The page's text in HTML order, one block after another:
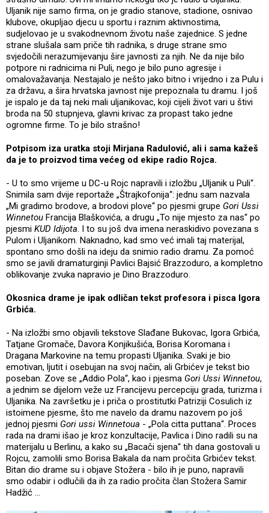
Uljanik nije samo firma, on je gradio stanove, stadione, osnivao
klubove, okupljao djecu u sportu i raznim aktivnostima,
sudjelovao je u svakodnevnom životu naše zajednice. S jedne
strane slušala sam priče tih radnika, s druge strane smo
svjedočili nerazumijevanju šire javnosti za njih. Ne da nije bilo
potpore ni radnicima ni Puli, nego je bilo puno agresije i
omalovažavanja. Nestajalo je nešto jako bitno i vrijedno i za Pulu i
za državu, a šira hrvatska javnost nije prepoznala tu dramu. I još
je ispalo je da taj neki mali uljanikovac, koji cijeli život vari u štivi
broda na 50 stupnjeva, glavni krivac za propast tako jedne
ogromne firme. To je bilo strašno!
Potpisom iza uratka stoji Mirjana Radulović, ali i sama kažeš
da je to proizvod tima većeg od ekipe radio Rojca.
- U to smo vrijeme u DC-u Rojc napravili i izložbu „Uljanik u Puli“.
Snimila sam dvije reportaže „Štrajkofonija“: jednu sam nazvala
„Mi gradimo brodove, a brodovi plove“ po pjesmi grupe Gori Ussi
Winnetou Francija Blaškovića, a drugu „To nije mjesto za nas“ po
pjesmi KUD Idijota. I to su još dva imena neraskidivo povezana s
Pulom i Uljanikom. Naknadno, kad smo već imali taj materijal,
spontano smo došli na ideju da snimio radio dramu. Za pomoć
smo se javili dramaturginji Pavlici Bajsić Brazzoduro, a kompletno
oblikovanje zvuka napravio je Dino Brazzoduro.
Okosnica drame je ipak odličan tekst profesora i pisca Igora
Grbića.
- Na izložbi smo objavili tekstove Slađane Bukovac, Igora Grbića,
Tatjane Gromače, Davora Konjikušića, Borisa Koromana i
Dragana Markovine na temu propasti Uljanika. Svaki je bio
emotivan, ljutit i osebujan na svoj način, ali Grbićev je tekst bio
poseban. Zove se „Addio Pola“, kao i pjesma Gori Ussi Winnetou,
a jednim se dijelom veže uz Francijevu percepciju grada, turizma i
Uljanika. Na završetku je i priča o prostitutki Patriziji Cosulich iz
istoimene pjesme, što me navelo da dramu nazovem po još
jednoj pjesmi Gori ussi Winnetoua - „Pola citta puttana“. Proces
rada na drami išao je kroz konzultacije, Pavlica i Dino radili su na
materijalu u Berlinu, a kako su „Bacači sjena“ tih dana gostovali u
Rojcu, zamolili smo Borisa Bakala da nam pročita Grbićev tekst.
Bitan dio drame su i objave Stožera - bilo ih je puno, napravili
smo odabir i odlučili da ih za radio pročita član Stožera Samir
Hadžić …